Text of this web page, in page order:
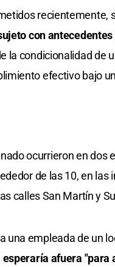
recientemente,
con
la condicionalidad de
efectivo bajo
ocurrieron en dos
de las 10, en las
calles San Martín y
una empleada de un
afuera "para